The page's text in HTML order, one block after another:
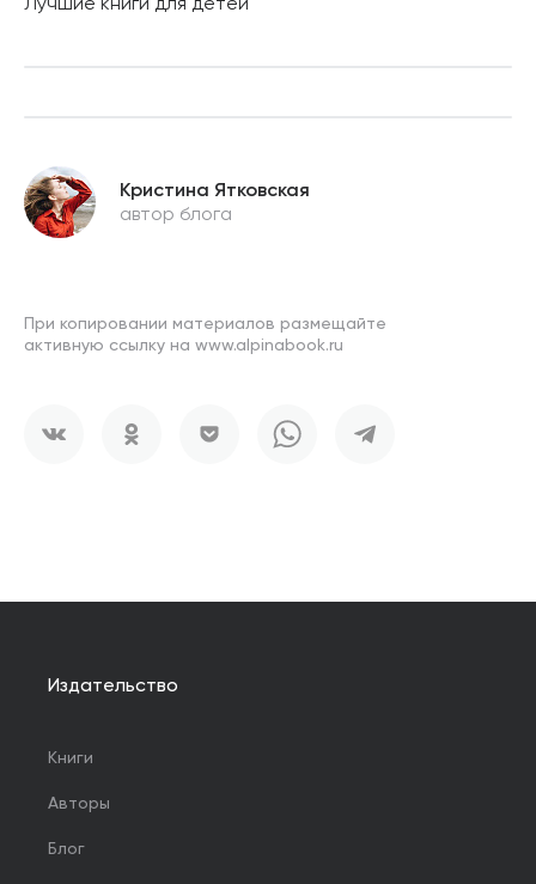
Лучшие книги для детей
Кристина Ятковская
автор блога
При копировании материалов размещайте
активную ссылку на www.alpinabook.ru
Издательство
Книги
Авторы
Блог